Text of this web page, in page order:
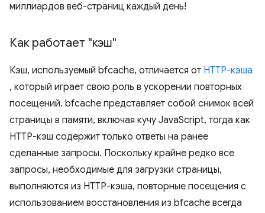
миллиардов веб-страниц каждый день!
Как работает "кэш"
Кэш, используемый bfcache, отличается от HTTP-кэша
, который играет свою роль в ускорении повторных
посещений. bfcache представляет собой снимок всей
страницы в памяти, включая кучу JavaScript, тогда как
HTTP-кэш содержит только ответы на ранее
сделанные запросы. Поскольку крайне редко все
запросы, необходимые для загрузки страницы,
выполняются из HTTP-кэша, повторные посещения с
использованием восстановления из bfcache всегда